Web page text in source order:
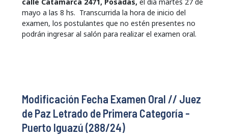
mayo a las 8 hs. Transcurrida la hora de inicio del
examen, los postulantes que no estén presentes no
podrán ingresar al salón para realizar el examen oral.
Modificación Fecha Examen Oral // Juez
de Paz Letrado de Primera Categoría -
Puerto Iguazú (288/24)